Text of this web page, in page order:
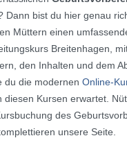
Dann bist du hier genau
Müttern einen
Breitenhagen,
den Inhalten und dem
du die modernen Online-
diesen Kursen erwartet.
des
unsere Seite.